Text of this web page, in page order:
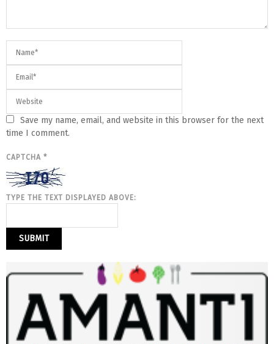
Save my name, email, and website in this browser for the next
time I comment.
CAPTCHA *
TYPE THE TEXT DISPLAYED ABOVE: